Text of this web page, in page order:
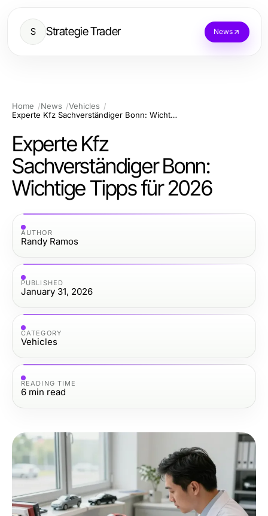
S Strategie Trader News
Home News
Vehicles
Experte Kfz Sachverständiger Bonn: Wichtige Tipps für 2026
Experte Kfz
Sachverständiger Bonn:
Wichtige Tipps für 2026
AUTHOR
Randy Ramos
PUBLISHED
January 31, 2026
CATEGORY
Vehicles
READING TIME
6 min read